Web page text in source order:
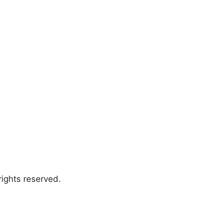
reserved.